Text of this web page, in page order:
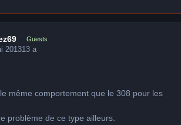
Guests
201313 a
même comportement que le 308 pour les
problème de ce type ailleurs.